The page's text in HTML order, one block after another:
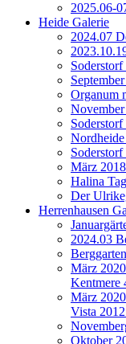
2025.06-
Heide Galerie
2024.07
Organum
März
Halina
Der
Herrenhausen
2024.03
März
Kentmere
März
Vista
Oktober